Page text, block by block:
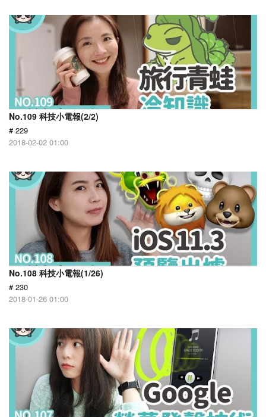
No.109 科技小電報(2/2)
# 229
2018-02-02 01:00
No.108 科技小電報(1/26)
# 230
2018-01-26 01:00